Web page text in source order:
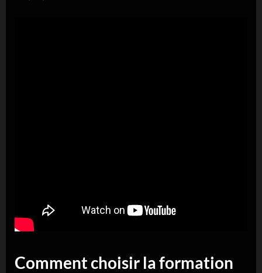
Comment choisir la formation